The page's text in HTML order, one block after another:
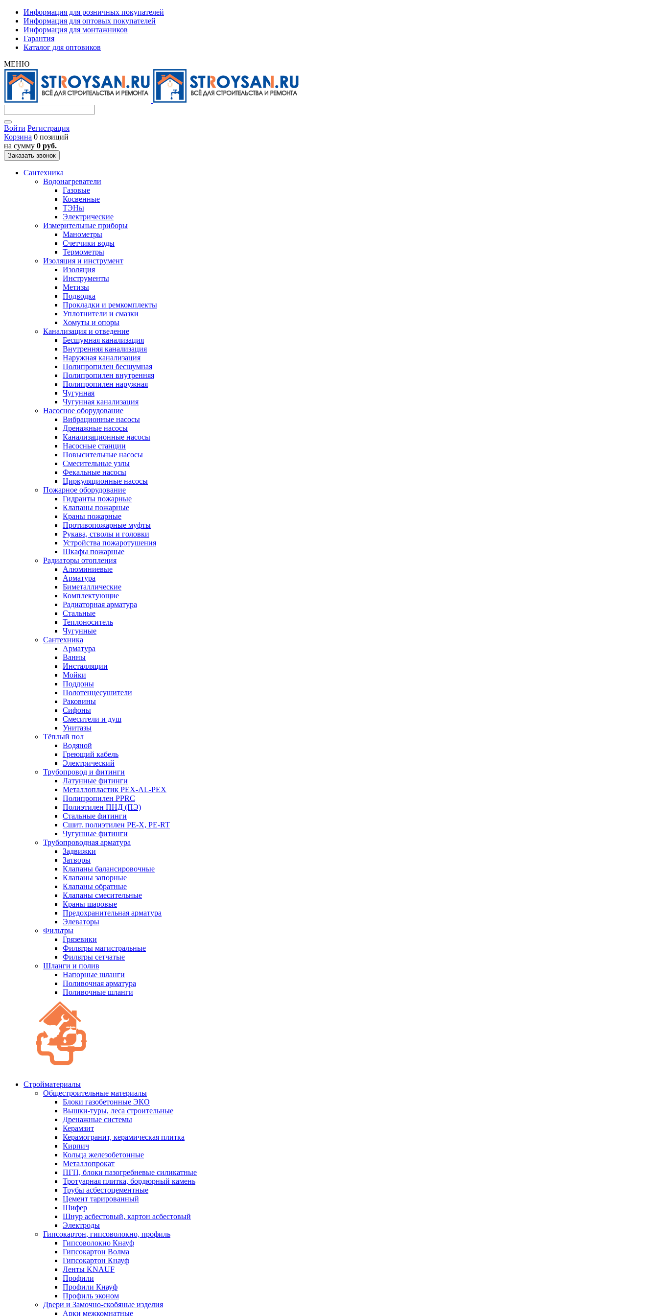
Информация для розничных покупателей
Информация для оптовых покупателей
Информация для монтажников
Гарантия
Каталог для оптовиков
МЕНЮ
Войти Регистрация
Корзина 0 позиций
на сумму 0 руб.
Заказать звонок
Сантехника
Водонагреватели
Газовые
Косвенные
ТЭНы
Электрические
Измерительные приборы
Манометры
Счетчики воды
Термометры
Изоляция и инструмент
Изоляция
Инструменты
Метизы
Подводка
Прокладки и ремкомплекты
Уплотнители и смазки
Хомуты и опоры
Канализация и отведение
Бесшумная канализация
Внутренняя канализация
Наружная канализация
Полипропилен бесшумная
Полипропилен внутренняя
Полипропилен наружная
Чугунная
Чугунная канализация
Насосное оборудование
Вибрационные насосы
Дренажные насосы
Канализационные насосы
Насосные станции
Повысительные насосы
Смесительные узлы
Фекальные насосы
Циркуляционные насосы
Пожарное оборудование
Гидранты пожарные
Клапаны пожарные
Краны пожарные
Противопожарные муфты
Рукава, стволы и головки
Устройства пожаротушения
Шкафы пожарные
Радиаторы отопления
Алюминиевые
Арматура
Биметаллические
Комплектующие
Радиаторная арматура
Стальные
Теплоноситель
Чугунные
Сантехника
Арматура
Ванны
Инсталляции
Мойки
Поддоны
Полотенцесушители
Раковины
Сифоны
Смесители и душ
Унитазы
Тёплый пол
Водяной
Греющий кабель
Электрический
Трубопровод и фитинги
Латунные фитинги
Металлопластик PEX-AL-PEX
Полипропилен PPRC
Полиэтилен ПНД (ПЭ)
Стальные фитинги
Сшит. полиэтилен PE-X, PE-RT
Чугунные фитинги
Трубопроводная арматура
Задвижки
Затворы
Клапаны балансировочные
Клапаны запорные
Клапаны обратные
Клапаны смесительные
Краны шаровые
Предохранительная арматура
Элеваторы
Фильтры
Грязевики
Фильтры магистральные
Фильтры сетчатые
Шланги и полив
Напорные шланги
Поливочная арматура
Поливочные шланги
Стройматериалы
Oбщестроительные материалы
Блоки газобетонные ЭКО
Вышки-туры, леса строительные
Дренажные системы
Керамзит
Керамогранит, керамическая плитка
Кирпич
Кольца железобетонные
Металлопрокат
ПГП, блоки пазогребневые силикатные
Тротуарная плитка, бордюрный камень
Трубы асбестоцементные
Цемент тарированный
Шифер
Шнур асбестовый, картон асбестовый
Электроды
Гипсокартон, гипсоволокно, профиль
Гипсоволокно Кнауф
Гипсокартон Волма
Гипсокартон Кнауф
Ленты KNAUF
Профили
Профили Кнауф
Профиль эконом
Двери и Замочно-скобяные изделия
Арки межкомнатные